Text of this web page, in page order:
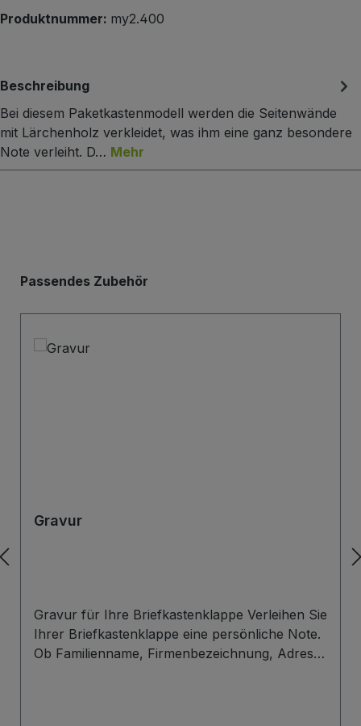
Produktnummer: my2.400
Beschreibung
Bei diesem Paketkastenmodell werden die Seitenwände
mit Lärchenholz verkleidet, was ihm eine ganz besondere
Note verleiht. D… Mehr
Produktgalerie überspringen
Passendes Zubehör
Gravur
Gravur für Ihre Briefkastenklappe Verleihen Sie
Ihrer Briefkastenklappe eine persönliche Note.
Ob Familienname, Firmenbezeichnung, Adresse